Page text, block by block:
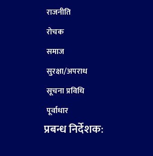
राजनीति
रोचक
समाज
सुरक्षा/अपराध
सूचना प्रविधि
पूर्वाधार
प्रबन्ध निर्देशक: